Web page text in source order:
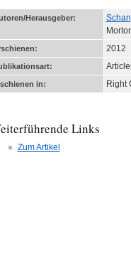
Herausgeber:
2012
in: Right
Links
Zum Artikel